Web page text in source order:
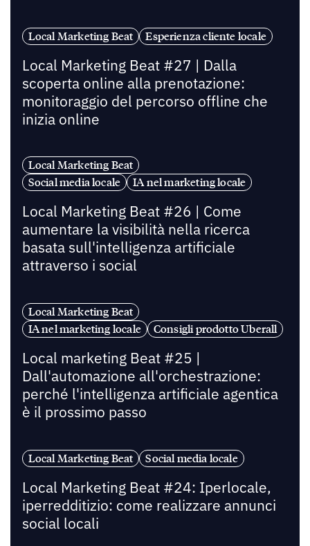
Local Marketing Beat Esperienza cliente locale
Local Marketing Beat #27 | Dalla
scoperta online alla prenotazione:
monitoraggio del percorso offline che
inizia online
Local Marketing Beat
Social media locale
IA nel marketing locale
Local Marketing Beat #26 | Come
aumentare la visibilità nella ricerca
basata sull'intelligenza artificiale
attraverso i social
Local Marketing Beat
IA nel marketing locale
Consigli prodotto Uberall
Local marketing Beat #25 |
Dall'automazione all'orchestrazione:
perché l'intelligenza artificiale agentica
è il prossimo passo
Local Marketing Beat Social media locale
Local Marketing Beat #24: Iperlocale,
iperredditizio: come realizzare annunci
social locali